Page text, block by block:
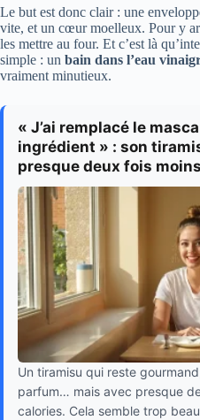
Le but est donc clair : une
vite, et un cœur moelleux. Pour y
les mettre au four. Et c’est là
simple : un bain dans l’eau
vraiment minutieux.
« J’ai remplacé le
ingrédient » : son
presque deux fois
Un tiramisu qui reste
parfum… mais avec presque
calories. Cela semble trop